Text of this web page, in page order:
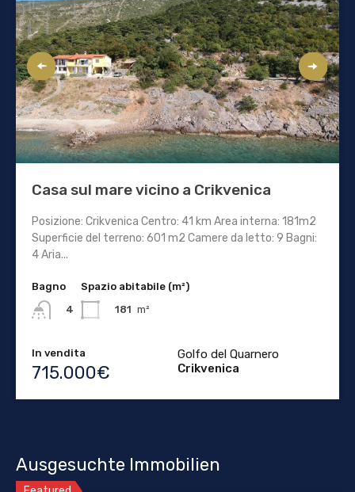
Casa sul mare vicino a Crikvenica
Posizione: Crikvenica Centro: 41 km Area interna: 181m2
Superficie del terreno: 601 m2 Camere da letto: 9 Bagni:
4 Aria...
Bagno
4
Spazio abitabile (m²)
181 m²
In vendita
715.000€
Golfo del Quarnero
Crikvenica
Ausgesuchte Immobilien